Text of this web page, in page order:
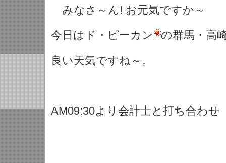
みなさ～ん! お元気ですか～
今日はド・ピーカン
の群馬・高
良い天気ですね～。
AM09:30より会計士と打ち合わせ